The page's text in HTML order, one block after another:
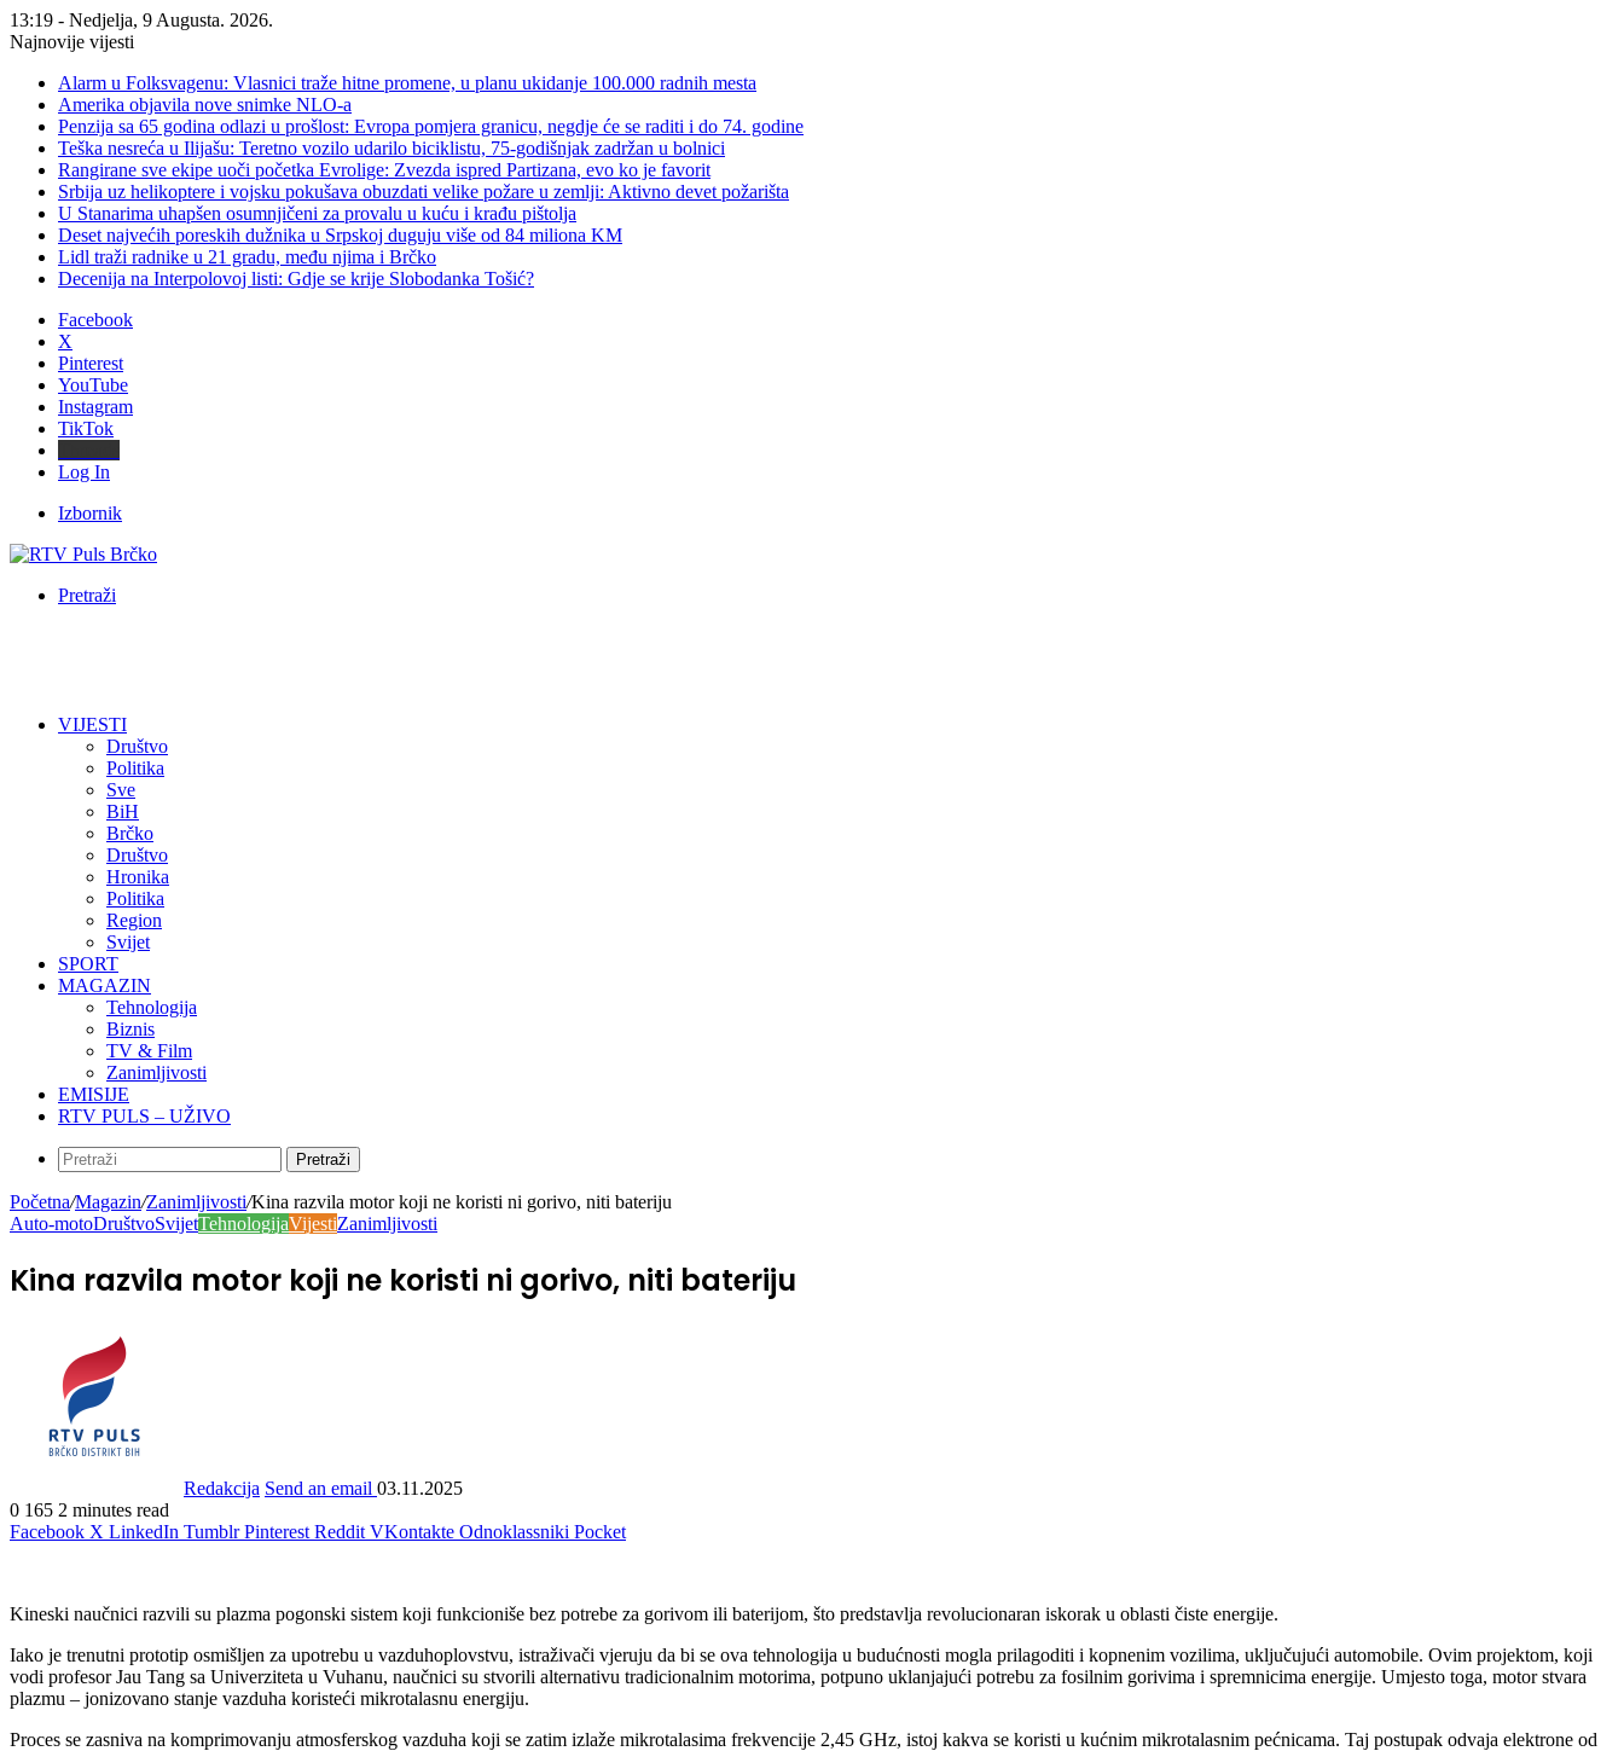
13:19 - Nedjelja, 9 Augusta. 2026.
Najnovije vijesti
Alarm u Folksvagenu: Vlasnici traže hitne promene, u planu ukidanje 100.000 radnih mesta
Amerika objavila nove snimke NLO-a
Penzija sa 65 godina odlazi u prošlost: Evropa pomjera granicu, negdje će se raditi i do 74. godine
Teška nesreća u Ilijašu: Teretno vozilo udarilo biciklistu, 75-godišnjak zadržan u bolnici
Rangirane sve ekipe uoči početka Evrolige: Zvezda ispred Partizana, evo ko je favorit
Srbija uz helikoptere i vojsku pokušava obuzdati velike požare u zemlji: Aktivno devet požarišta
U Stanarima uhapšen osumnjičeni za provalu u kuću i krađu pištolja
Deset najvećih poreskih dužnika u Srpskoj duguju više od 84 miliona KM
Lidl traži radnike u 21 gradu, među njima i Brčko
Decenija na Interpolovoj listi: Gdje se krije Slobodanka Tošić?
Facebook
X
Pinterest
YouTube
Instagram
TikTok
Log In
Izbornik
Pretraži
VIJESTI
Društvo
Politika
Sve
BiH
Brčko
Društvo
Hronika
Politika
Region
Svijet
SPORT
MAGAZIN
Tehnologija
Biznis
TV & Film
Zanimljivosti
EMISIJE
RTV PULS – UŽIVO
Pretraži
Početna/Magazin/Zanimljivosti/Kina razvila motor koji ne koristi ni gorivo, niti bateriju
Auto-motoDruštvoSvijetTehnologijaVijestiZanimljivosti
Kina razvila motor koji ne koristi ni gorivo, niti bateriju
Redakcija Send an email 03.11.2025
0 165 2 minutes read
Facebook X LinkedIn Tumblr Pinterest Reddit VKontakte Odnoklassniki Pocket
Kineski naučnici razvili su plazma pogonski sistem koji funkcioniše bez potrebe za gorivom ili baterijom, što predstavlja revolucionaran iskorak u oblasti čiste energije.
Iako je trenutni prototip osmišljen za upotrebu u vazduhoplovstvu, istraživači vjeruju da bi se ova tehnologija u budućnosti mogla prilagoditi i kopnenim vozilima, uključujući automobile. Ovim projektom, koji
vodi profesor Jau Tang sa Univerziteta u Vuhanu, naučnici su stvorili alternativu tradicionalnim motorima, potpuno uklanjajući potrebu za fosilnim gorivima i spremnicima energije. Umjesto toga, motor stvara
plazmu – jonizovano stanje vazduha koristeći mikrotalasnu energiju.
Proces se zasniva na komprimovanju atmosferskog vazduha koji se zatim izlaže mikrotalasima frekvencije 2,45 GHz, istoj kakva se koristi u kućnim mikrotalasnim pećnicama. Taj postupak odvaja elektrone od